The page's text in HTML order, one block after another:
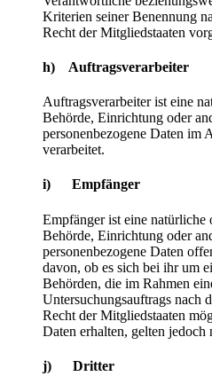
Kriterien seiner Benennung
Recht der Mitgliedstaaten
h) Auftragsverarbeiter
Auftragsverarbeiter ist eine
Behörde, Einrichtung oder
personenbezogene Daten im
verarbeitet.
i) Empfänger
Empfänger ist eine natürliche
Behörde, Einrichtung oder
personenbezogene Daten
davon, ob es sich bei ihr um
Behörden, die im Rahmen
Untersuchungsauftrags nach
Recht der Mitgliedstaaten
Daten erhalten, gelten jedoch
j) Dritter